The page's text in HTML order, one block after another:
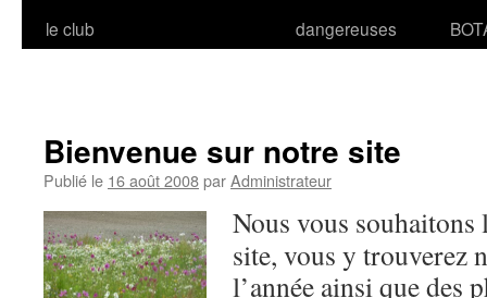
le club
dangereuses
Bienvenue sur notre site
Publié le 16 août 2008parAdministrateur
Nous vous
site, vous y trouverez
l’année ainsi que des